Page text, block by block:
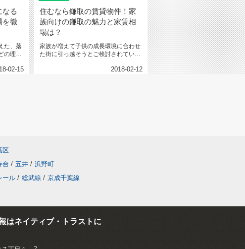
なる
を徹
た、落
の理由
02-15
住むなら鎌取の賃貸物件！家
族向けの鎌取の魅力と家賃相
場は？
家族が増えて子供の成長環境に合わせ
た街に引っ越そうとご検討されていま
2018-02-12
区
台 / 五井 / 浜野町
ール / 総武線 / 京成千葉線
はネイティブ・トラストに